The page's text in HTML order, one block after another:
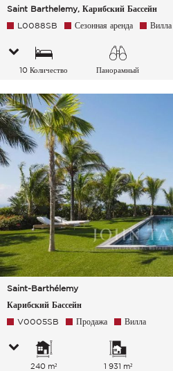
Saint Barthelemy, Карибский Бассейн
L0088SB Сезонная аренда Вилла
10 Количество
Панорамный
Saint-Barthélemy
Карибский Бассейн
V0005SB Продажа Вилла
240 m² 1 931 m²